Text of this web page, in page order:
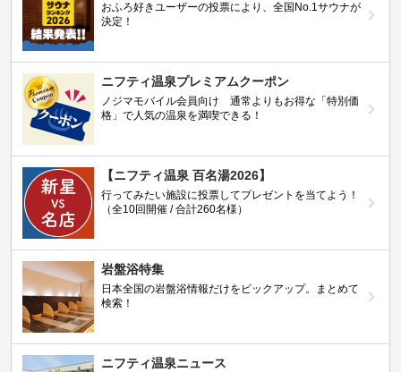
おふろ好きユーザーの投票により、全国No.1サウナが
決定！
ニフティ温泉プレミアムクーポン
ノジマモバイル会員向け 通常よりもお得な「特別価
格」で人気の温泉を満喫できる！
【ニフティ温泉 百名湯2026】
行ってみたい施設に投票してプレゼントを当てよう！
（全10回開催 / 合計260名様）
岩盤浴特集
日本全国の岩盤浴情報だけをピックアップ。まとめて
検索！
ニフティ温泉ニュース